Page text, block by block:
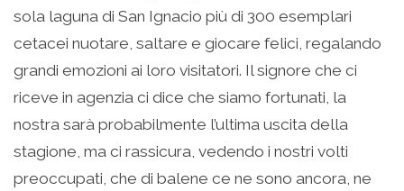
sola laguna di San Ignacio più di 300 esemplari
cetacei nuotare, saltare e giocare felici, regalando
grandi emozioni ai loro visitatori. Il signore che ci
riceve in agenzia ci dice che siamo fortunati, la
nostra sarà probabilmente l’ultima uscita della
stagione, ma ci rassicura, vedendo i nostri volti
preoccupati, che di balene ce ne sono ancora, ne